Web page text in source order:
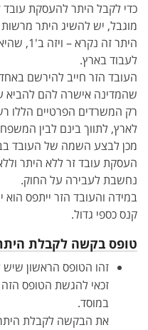
כדי לקבל היתר להעסקת עובד
מוגבל, יש להשיג היתר מרשות
היתר זה
לעבוד בארץ.
העובד הזר חייב להירשם
שהמדינה אישרה להם להביא
רק המשרדים הפרטיים הללו
לארץ, לתווך בינם לבין
מכן לבצע השמה של העובד
העסקת עובד זר ללא היתר
נחשבת לעבירה על החוק.
במידה והעובד הזר ייתפס הוא
קנס כספי גדול.
טופס בקשה לקבלת
זהו הטופס הראשון
זכאי להגשת הטופס הזה
במוסד.
את הבקשה לקבלת